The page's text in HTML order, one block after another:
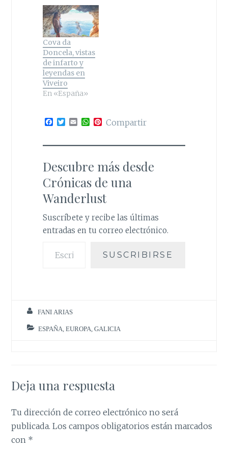
Cova da
Doncela, vistas
de infarto y
leyendas en
Viveiro
En «España»
F
e
o
o
k
T
t
e
r
E
i
W
t
A
p
p
P
t
r
e
s
t
Compartir
Descubre más desde
Crónicas de una
Wanderlust
Suscríbete y recibe las últimas
entradas en tu correo electrónico.
SUSCRIBIRSE
FANI ARIAS
ESPAÑA ,EUROPA ,GALICIA
Deja una respuesta
Tu dirección de correo electrónico no será
publicada. Los campos obligatorios están marcados
con *